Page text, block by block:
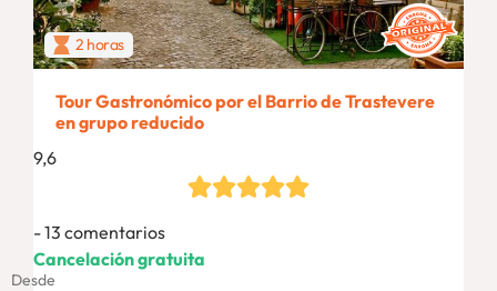
2 horas
Tour Gastronómico por el Barrio de Trastevere
en grupo reducido
9,6
13 comentarios
Desde
Cancelación gratuita